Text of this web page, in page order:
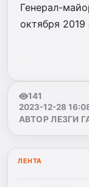
Генерал-
октября 2019
141
2023-12-28
АВТОР ЛЕЗГИ
ЛЕНТА